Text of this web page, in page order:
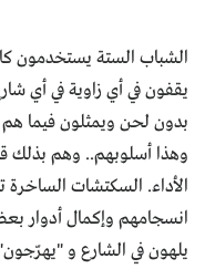
الشباب الستة يستخدمون
يقفون في أي زاوية في أي
بدون لحن ويمثلون فيما
وهذا أسلوبهم.. وهم بذلك
الأداء. السكتشات الساخرة
انسجامهم وإكمال أدوار
يلهون في الشارع و